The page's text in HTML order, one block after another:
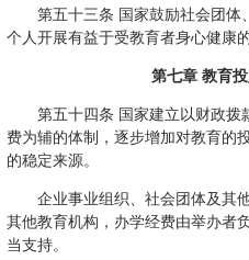
第五十三条 国家鼓励社会团体
个人开展有益于受教育者身心健康
第七章 教育
第五十四条 国家建立以财政拨
费为辅的体制，逐步增加对教育的
的稳定来源。
企业事业组织、社会团体及其他
其他教育机构，办学经费由举办者
当支持。